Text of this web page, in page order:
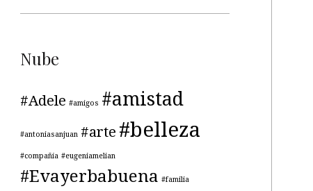
Nube
#Adele #amigos #amistad
#antoniasanjuan #arte #belleza
#compañía #eugeniamelian
#Evayerbabuena #familia